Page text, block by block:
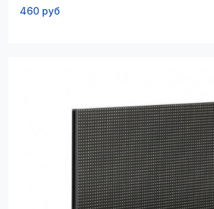
460 руб